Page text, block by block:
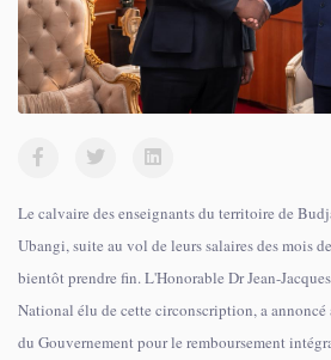
Le calvaire des enseignants du territoire de
Ubangi, suite au vol de leurs salaires des mois
bientôt prendre fin. L'Honorable Dr Jean-
National élu de cette circonscription, a
du Gouvernement pour le remboursement